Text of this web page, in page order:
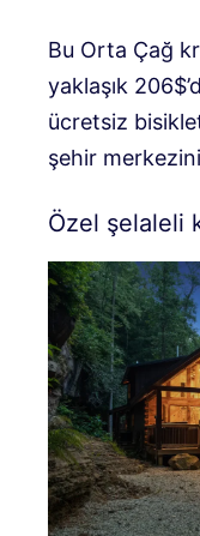
Bu Orta Çağ
yaklaşık
ücretsiz
şehir
Özel şelaleli